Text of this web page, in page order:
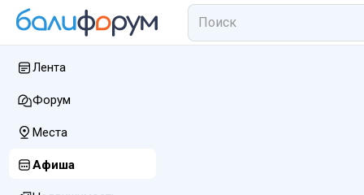
Лента
Форум
Места
Афиша